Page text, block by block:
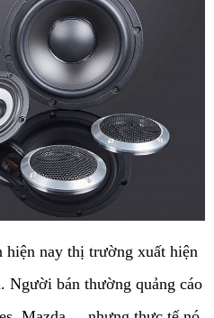
hiện nay thị trường xuất hiện
Người bán thường quảng cáo